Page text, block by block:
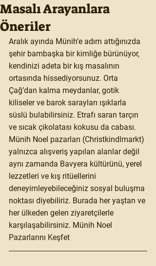
Masalı Arayanlara
Öneriler
Aralık ayında Münih’e adım attığınızda
şehir bambaşka bir kimliğe bürünüyor,
kendinizi adeta bir kış masalının
ortasında hissediyorsunuz. Orta
Çağ’dan kalma meydanlar, gotik
kiliseler ve barok sarayları ışıklarla
süslü bulabilirsiniz. Etrafı saran tarçın
ve sıcak çikolatası kokusu da cabası.
Münih Noel pazarları (Christkindlmarkt)
yalnızca alışveriş yapılan alanlar değil
aynı zamanda Bavyera kültürünü, yerel
lezzetleri ve kış ritüellerini
deneyimleyebileceğiniz sosyal buluşma
noktası diyebiliriz. Burada her yaştan ve
her ülkeden gelen ziyaretçilerle
karşılaşabilirsiniz. Münih Noel
Pazarlarını Keşfet